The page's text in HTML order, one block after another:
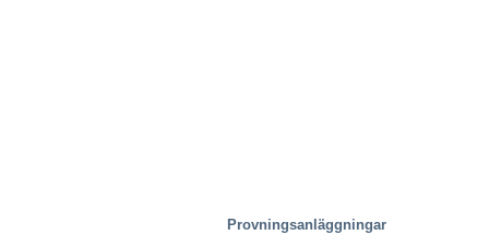
Provningsanläggningar